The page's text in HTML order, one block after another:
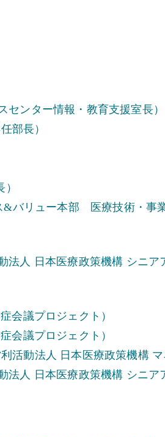
センター情報・教育支援室長）
部長）
バリュー本部 医療技術・事
法人 日本医療政策機構 シニア
会議プロジェクト）
会議プロジェクト）
活動法人 日本医療政策機構 マ
法人 日本医療政策機構 シニア